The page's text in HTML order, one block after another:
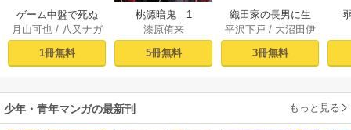
ゲーム中盤で死ぬ
悪役貴族に転生し
たので、外れスキ
ル【テイム】を駆
してみた（１）
月山可也/ 八又ナガ
ト
1冊無料
桃源暗鬼 1
漆原侑来
5冊無料
織田家の長男に生
まれました～戦国
時代に転生したけ
ど、死にたくない
ます～ 1
平沢下戸 / 大沼田伊
/逸見兎歌
3冊無料
少年・青年マンガの最新刊 もっと見る